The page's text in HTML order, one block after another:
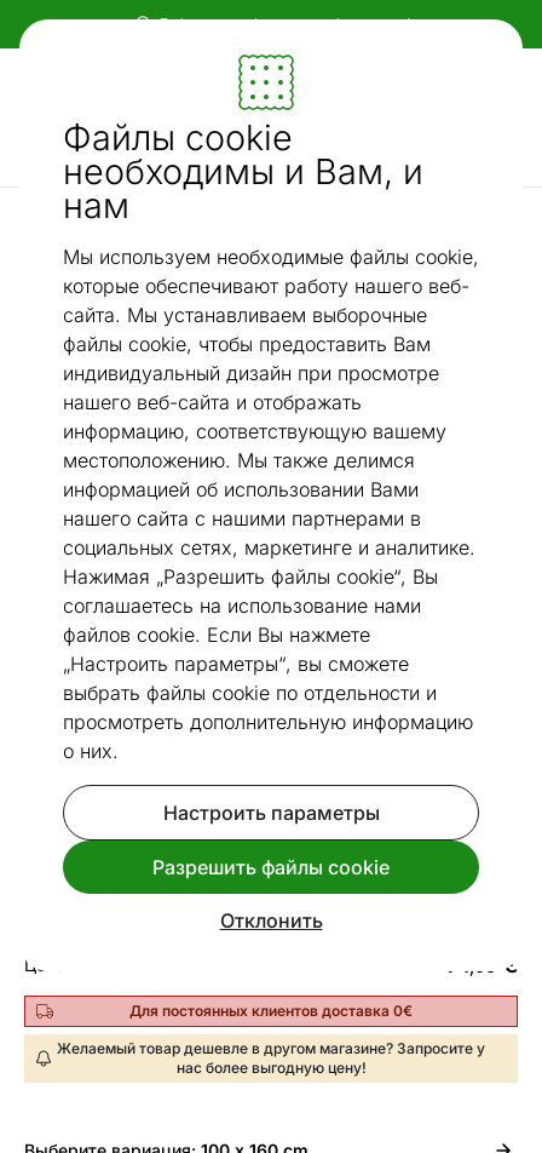
Файлы cookie
необходимы и Вам, и
нам
Мы используем необходимые файлы cookie,
которые обеспечивают работу нашего веб-
сайта. Мы устанавливаем выборочные
файлы cookie, чтобы предоставить Вам
индивидуальный дизайн при просмотре
нашего веб-сайта и отображать
информацию, соответствующую вашему
местоположению. Мы также делимся
информацией об использовании Вами
нашего сайта с нашими партнерами в
социальных сетях, маркетинге и аналитике.
Нажимая „Разрешить файлы cookie“, Вы
соглашаетесь на использование нами
файлов cookie. Если Вы нажмете
„Настроить параметры“, вы сможете
выбрать файлы cookie по отдельности и
просмотреть дополнительную информацию
о них.
Настроить параметры
Разрешить файлы cookie
Отклонить
Гибкие и удобные способы оплаты!
Мебель и убранство - ON24
Ищи...
Narma ковры из искусственного волокна
Narma ковер Credo™ 100x160 см
1 / 30
Посмотреть похожие
Narma ковер Credo™ 100x160 см
Код 167171
Сделайте выбор, чтобы увидеть время доставки
Цена 71 €
Для постоянных клиентов доставка 0€
Желаемый товар дешевле в другом магазине? Запросите у
нас более выгодную цену!